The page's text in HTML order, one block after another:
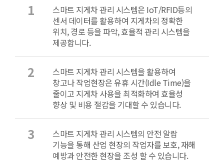
1
스마트 지게차 관리 시스템은 IoT/RFID등의
센서 데이터를 활용하여 지게차의 정확한
위치, 경로 등을 파악, 효율적 관리 시스템을
제공합니다.
2
스마트 지게차 관리 시스템을 활용하여
창고나 작업현장은 유휴 시간(Idle Time)을
줄이고 지게차 사용을 최적화하여 효율성
향상 및 비용 절감을 기대할 수 있습니다.
3
스마트 지게차 관리 시스템의 안전 알람
기능을 통해 산업 현장의 작업자를 보호, 재해
예방과 안전한 현장을 조성 할 수 있습니다.